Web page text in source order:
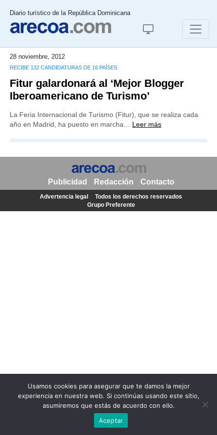
Diario turístico de la República Dominicana
28 noviembre, 2012
RECIBE 132 CANDIDATURAS DE 16 PAÍSES
Fitur galardonará al ‘Mejor Blogger
Iberoamericano de Turismo’
La Feria Internacional de Turismo (Fitur), que se realiza cada
año en Madrid, ha puesto en marcha… Leer más
Usamos cookies para asegurar que te damos la mejor
experiencia en nuestra web. Si continúas usando este sitio,
asumiremos que estás de acuerdo con ello.
Aceptar
Publicidad Redacción Contacto
Advertencia legal
Todos los derechos reservados
Grupo Preferente